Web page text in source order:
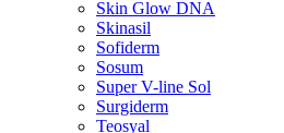
Skin Glow DNA
Skinasil
Sofiderm
Sosum
Super V-line Sol
Surgiderm
Teosyal